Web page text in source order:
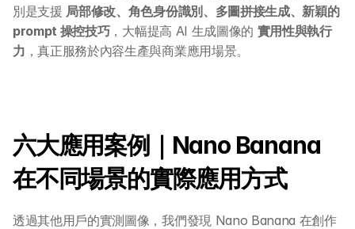
別是支援 局部修改、角色身份識別、多圖拼接生成、新穎的
prompt 操控技巧，大幅提高 AI 生成圖像的 實用性與執行
力 ，真正服務於內容生產與商業應用場景。
六大應用案例｜Nano Banana
在不同場景的實際應用方式
透過其他用戶的實測圖像，我們發現 Nano Banana 在創作